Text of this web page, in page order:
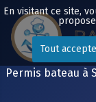
Permis bateau à
En visitant ce site,
Tout